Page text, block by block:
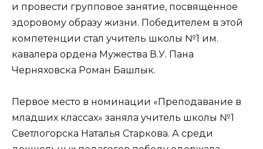
и провести групповое занятие, посвящённое
здоровому образу жизни. Победителем в этой
компетенции стал учитель школы №1 им.
кавалера ордена Мужества В.У. Пана
Черняховска Роман Башлык.
Первое место в номинации «Преподавание в
младших классах» заняла учитель школы №1
Светлогорска Наталья Старкова. А среди